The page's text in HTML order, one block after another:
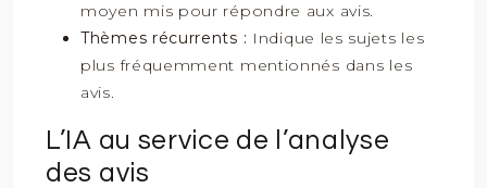
moyen mis pour répondre aux avis.
Thèmes récurrents : Indique les sujets les
plus fréquemment mentionnés dans les
avis.
L’IA au service de l’analyse
des avis